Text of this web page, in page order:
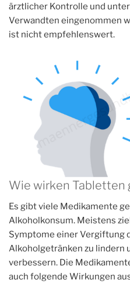
ärztlicher Kontrolle und
Verwandten eingenommen
ist nicht empfehlenswert.
Wie wirken Tabletten
Es gibt viele Medikamente
Alkoholkonsum. Meistens
Symptome einer Vergiftung
Alkoholgetränken zu lindern
verbessern. Die
auch folgende Wirkungen